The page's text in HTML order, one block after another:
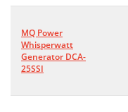
MQ Power
Whisperwatt
Generator DCA-
25SSI